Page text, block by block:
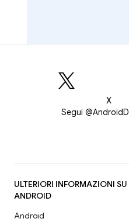
X
Segui
ULTERIORI INFORMAZIONI SU
ANDROID
Android